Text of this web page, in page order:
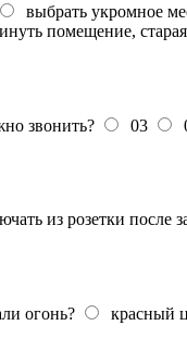
выбрать укромное
помещение,
звонить? 03
из розетки после
огонь? красный